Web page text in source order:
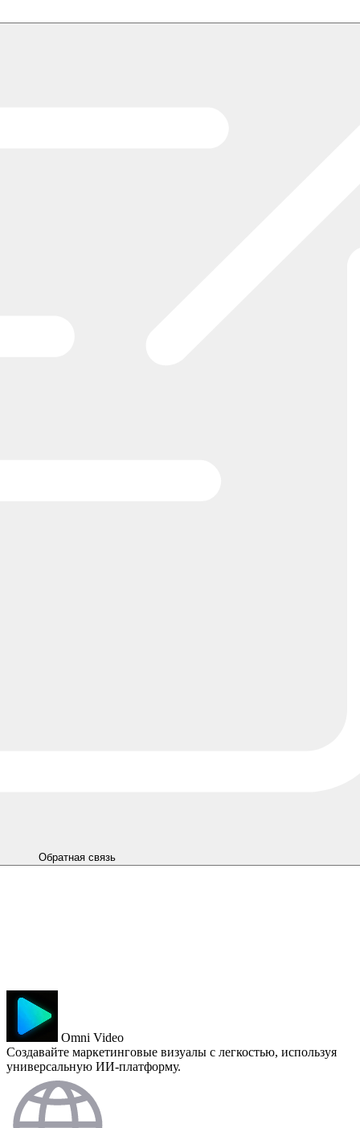
Обратная связь
Omni Video
Создавайте маркетинговые визуалы с легкостью, используя
универсальную ИИ-платформу.